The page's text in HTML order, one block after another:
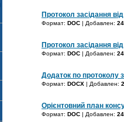
Протокол засідання
Формат: DOC | Добавлен:
Протокол засідання
Формат: DOC | Добавлен:
Додаток по протоколу
Формат: DOCX | Добавлен:
Орієнтовний план
Формат: DOC | Добавлен: